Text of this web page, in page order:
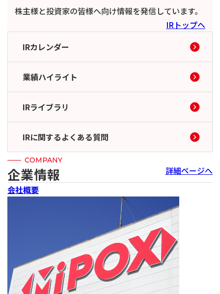
株主様と投資家の皆様へ向け情報を発信しています。
IRトップへ
IRカレンダー
業績ハイライト
IRライブラリ
IRに関するよくある質問
COMPANY
企業情報
詳細ページへ
会社概要